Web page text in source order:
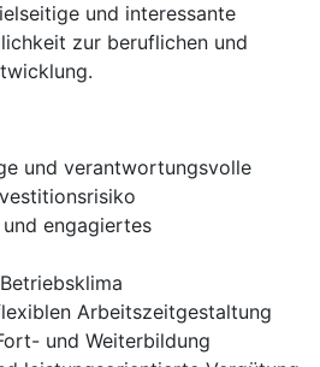
und interessante
zur beruflichen und
und verantwortungsvolle
engagiertes
Arbeitszeitgestaltung
und Weiterbildung